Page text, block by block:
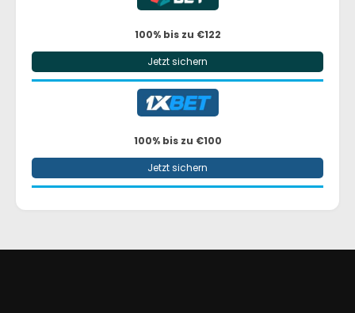
100% bis zu €122
Jetzt sichern
100% bis zu €100
Jetzt sichern